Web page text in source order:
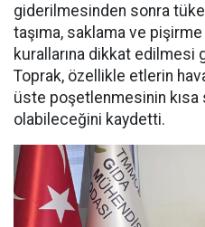
giderilmesinden sonra
taşıma, saklama ve
kurallarına dikkat
Toprak, özellikle etlerin
üste poşetlenmesinin
olabileceğini kaydetti.